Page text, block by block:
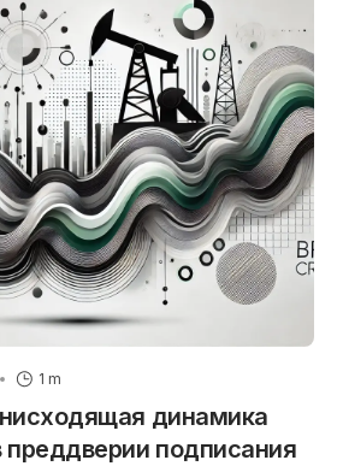
1 m
динамика
преддверии подписания